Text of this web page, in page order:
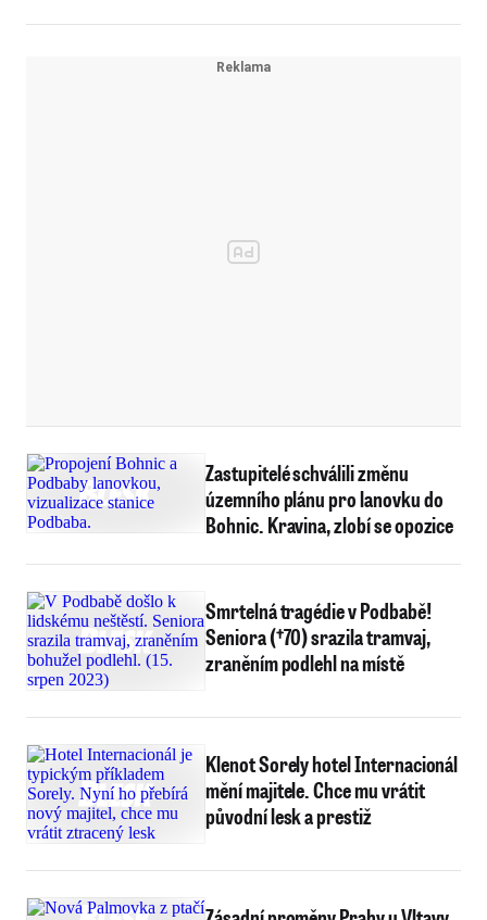
Zastupitelé schválili změnu
územního plánu pro lanovku do
Bohnic. Kravina, zlobí se opozice
Smrtelná tragédie v Podbabě!
Seniora (†70) srazila tramvaj,
zraněním podlehl na místě
Klenot Sorely hotel Internacionál
mění majitele. Chce mu vrátit
původní lesk a prestiž